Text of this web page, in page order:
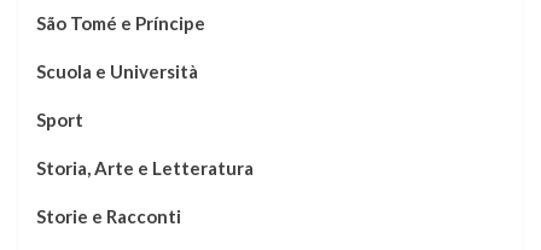
São Tomé e Príncipe
Scuola e Università
Sport
Storia, Arte e Letteratura
Storie e Racconti